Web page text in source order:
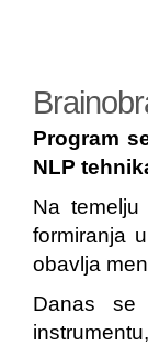
Program
NLP
Na
formiranja
obavlja
Danas se